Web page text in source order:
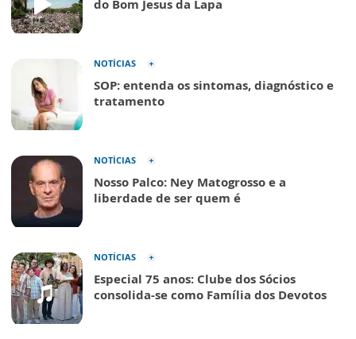
do Bom Jesus da Lapa
NOTÍCIAS
SOP: entenda os sintomas, diagnóstico e
tratamento
NOTÍCIAS
Nosso Palco: Ney Matogrosso e a
liberdade de ser quem é
NOTÍCIAS
Especial 75 anos: Clube dos Sócios
consolida-se como Família dos Devotos